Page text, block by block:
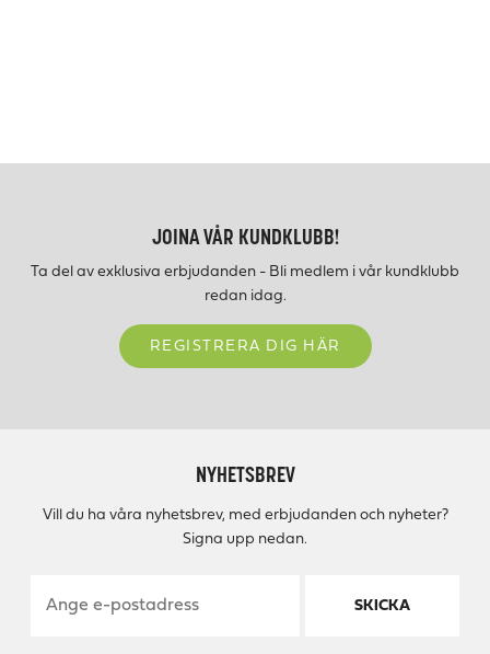
JOINA VÅR KUNDKLUBB!
Ta del av exklusiva erbjudanden - Bli medlem i vår kundklubb
redan idag.
REGISTRERA DIG HÄR
NYHETSBREV
Vill du ha våra nyhetsbrev, med erbjudanden och nyheter?
Signa upp nedan.
SKICKA